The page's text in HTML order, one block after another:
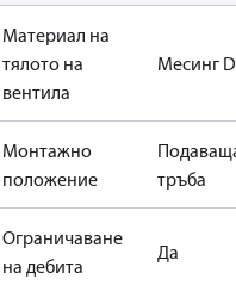
Материал на
тялото на
вентила
Месинг
Монтажно
положение
тръба
Ограничаване
на дебита
Да